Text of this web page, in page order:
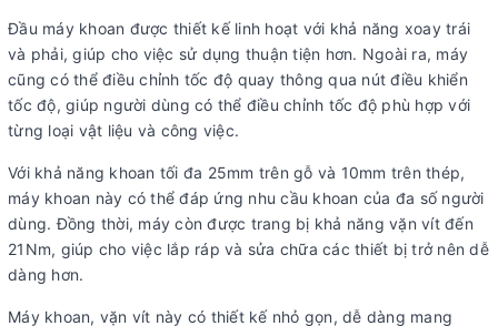
Đầu máy khoan được thiết kế linh hoạt với khả năng xoay trái
và phải, giúp cho việc sử dụng thuận tiện hơn. Ngoài ra, máy
cũng có thể điều chỉnh tốc độ quay thông qua nút điều khiển
tốc độ, giúp người dùng có thể điều chỉnh tốc độ phù hợp với
từng loại vật liệu và công việc.
Với khả năng khoan tối đa 25mm trên gỗ và 10mm trên thép,
máy khoan này có thể đáp ứng nhu cầu khoan của đa số người
dùng. Đồng thời, máy còn được trang bị khả năng vặn vít đến
21Nm, giúp cho việc lắp ráp và sửa chữa các thiết bị trở nên dễ
dàng hơn.
Máy khoan, vặn vít này có thiết kế nhỏ gọn, dễ dàng mang